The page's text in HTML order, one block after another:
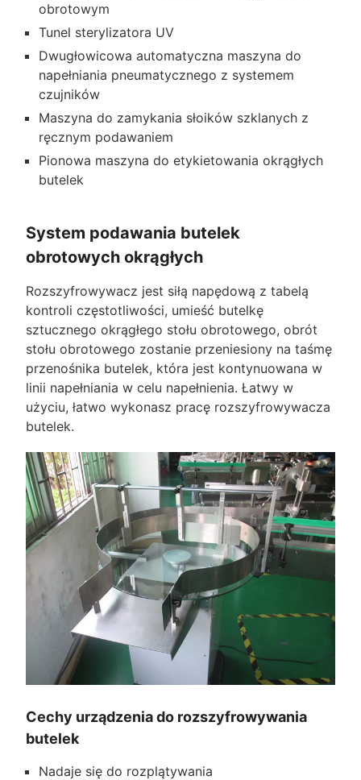
obrotowym
Tunel sterylizatora UV
Dwugłowicowa automatyczna maszyna do
napełniania pneumatycznego z systemem
czujników
Maszyna do zamykania słoików szklanych z
ręcznym podawaniem
Pionowa maszyna do etykietowania okrągłych
butelek
System podawania butelek
obrotowych okrągłych
Rozszyfrowywacz jest siłą napędową z tabelą
kontroli częstotliwości, umieść butelkę
sztucznego okrągłego stołu obrotowego, obrót
stołu obrotowego zostanie przeniesiony na taśmę
przenośnika butelek, która jest kontynuowana w
linii napełniania w celu napełnienia. Łatwy w
użyciu, łatwo wykonasz pracę rozszyfrowywacza
butelek.
Cechy urządzenia do rozszyfrowywania
butelek
Nadaje się do rozplątywania